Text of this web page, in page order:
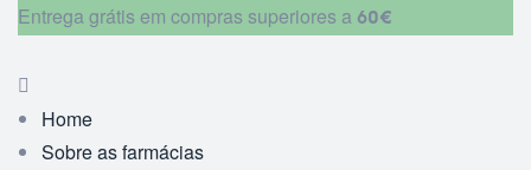
Entrega grátis em compras superiores a 60€
Home
Sobre as farmácias